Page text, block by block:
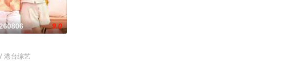
绍时下流行的装扮、以及艺人的
脚，从里到外，从身体到心灵。本书根据中国大陆的流行趋势，对这
9.0
港台综艺